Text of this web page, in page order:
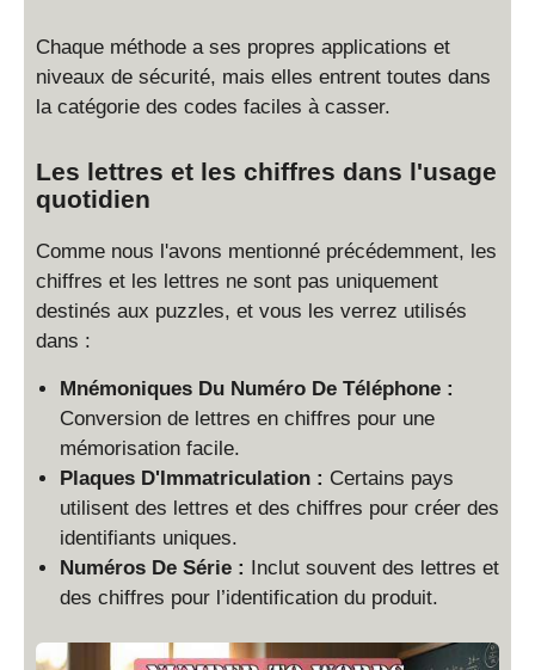
Chaque méthode a ses propres applications et
niveaux de sécurité, mais elles entrent toutes dans
la catégorie des codes faciles à casser.
Les lettres et les chiffres dans l'usage
quotidien
Comme nous l'avons mentionné précédemment, les
chiffres et les lettres ne sont pas uniquement
destinés aux puzzles, et vous les verrez utilisés
dans :
Mnémoniques Du Numéro De Téléphone :
Conversion de lettres en chiffres pour une
mémorisation facile.
Plaques D'Immatriculation : Certains pays
utilisent des lettres et des chiffres pour créer des
identifiants uniques.
Numéros De Série : Inclut souvent des lettres et
des chiffres pour l’identification du produit.